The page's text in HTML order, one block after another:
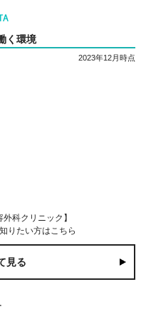
く環境
2023年12月時点
科クリニック】
りたい方はこちら
見る